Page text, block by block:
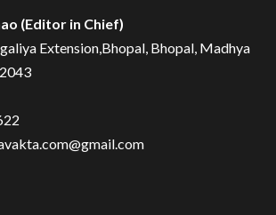
(Editor in Chief)
Extension,Bhopal, Bhopal, Madhya